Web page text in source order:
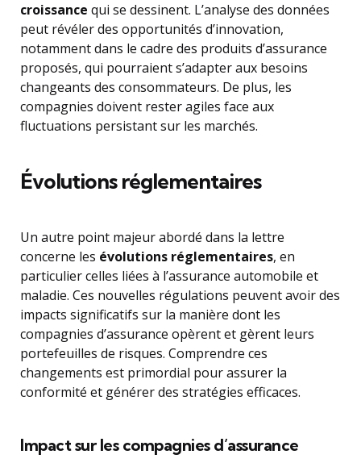
croissance qui se dessinent. L’analyse des données
peut révéler des opportunités d’innovation,
notamment dans le cadre des produits d’assurance
proposés, qui pourraient s’adapter aux besoins
changeants des consommateurs. De plus, les
compagnies doivent rester agiles face aux
fluctuations persistant sur les marchés.
Évolutions réglementaires
Un autre point majeur abordé dans la lettre
concerne les évolutions réglementaires, en
particulier celles liées à l’assurance automobile et
maladie. Ces nouvelles régulations peuvent avoir des
impacts significatifs sur la manière dont les
compagnies d’assurance opèrent et gèrent leurs
portefeuilles de risques. Comprendre ces
changements est primordial pour assurer la
conformité et générer des stratégies efficaces.
Impact sur les compagnies d’assurance